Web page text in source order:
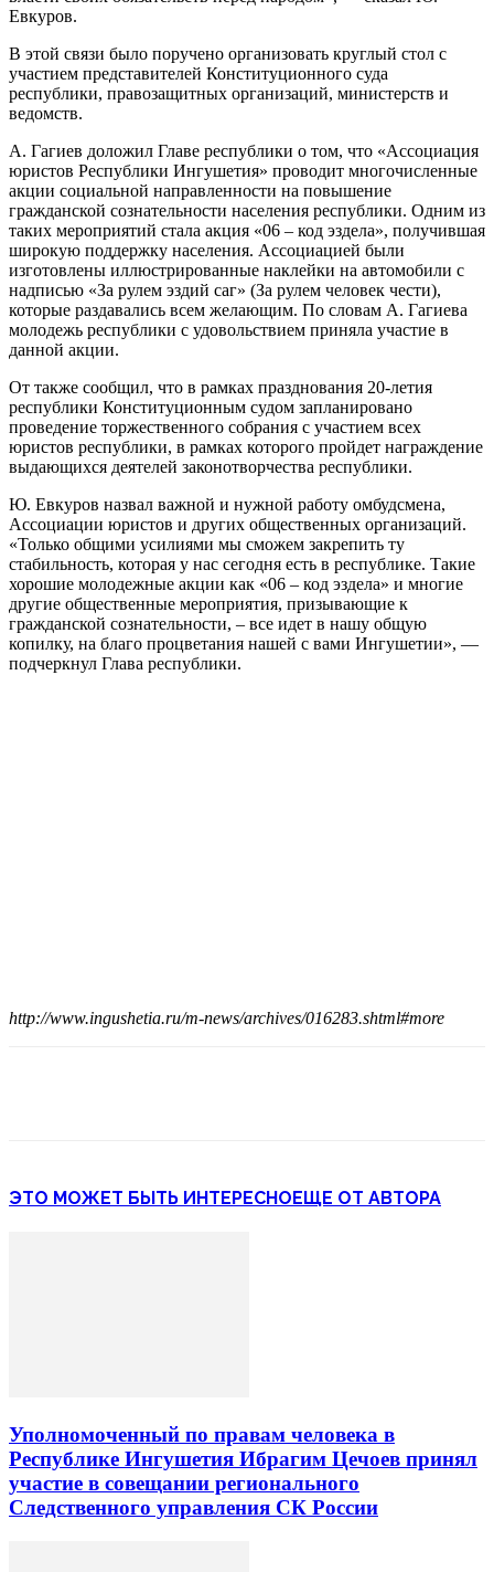
Евкуров.
В этой связи было поручено организовать круглый стол с
участием представителей Конституционного суда
республики, правозащитных организаций, министерств и
ведомств.
А. Гагиев доложил Главе республики о том, что «Ассоциация
юристов Республики Ингушетия» проводит многочисленные
акции социальной направленности на повышение
гражданской сознательности населения республики. Одним из
таких мероприятий стала акция «06 – код эздела», получившая
широкую поддержку населения. Ассоциацией были
изготовлены иллюстрированные наклейки на автомобили с
надписью «За рулем эздий саг» (За рулем человек чести),
которые раздавались всем желающим. По словам А. Гагиева
молодежь республики с удовольствием приняла участие в
данной акции.
От также сообщил, что в рамках празднования 20-летия
республики Конституционным судом запланировано
проведение торжественного собрания с участием всех
юристов республики, в рамках которого пройдет награждение
выдающихся деятелей законотворчества республики.
Ю. Евкуров назвал важной и нужной работу омбудсмена,
Ассоциации юристов и других общественных организаций.
«Только общими усилиями мы сможем закрепить ту
стабильность, которая у нас сегодня есть в республике. Такие
хорошие молодежные акции как «06 – код эздела» и многие
другие общественные мероприятия, призывающие к
гражданской сознательности, – все идет в нашу общую
копилку, на благо процветания нашей с вами Ингушетии», —
подчеркнул Глава республики.
http://www.ingushetia.ru/m-news/archives/016283.shtml#more
ЭТО МОЖЕТ БЫТЬ ИНТЕРЕСНОЕЩЕ ОТ АВТОРА
Уполномоченный по правам человека в
Республике Ингушетия Ибрагим Цечоев принял
участие в совещании регионального
Следственного управления СК России